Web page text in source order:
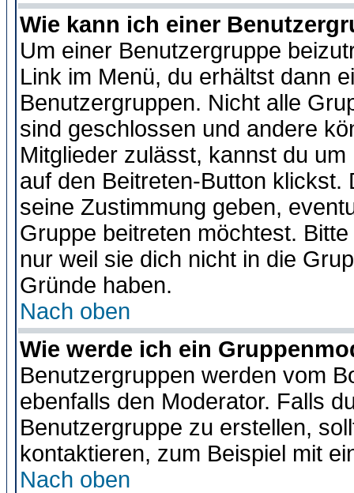
Wie kann ich einer
Um einer Benutzergruppe
Link im Menü, du erhältst dann
Benutzergruppen. Nicht alle
sind geschlossen und andere
Mitglieder zulässt, kannst du
auf den Beitreten-Button
seine Zustimmung geben,
Gruppe beitreten möchtest.
nur weil sie dich nicht in die
Gründe haben.
Nach oben
Wie werde ich ein
Benutzergruppen werden vom
ebenfalls den Moderator. Falls
Benutzergruppe zu erstellen,
kontaktieren, zum Beispiel mit
Nach oben